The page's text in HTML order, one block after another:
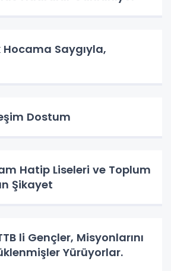
Saygıyla,
Dostum
Hatip Liseleri ve Toplum
Şikayet
li Gençler, Misyonlarını
Yürüyorlar.